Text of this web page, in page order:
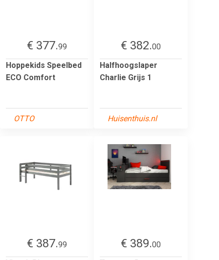
€ 377.99
Hoppekids Speelbed
ECO Comfort
OTTO
€ 382.00
Halfhoogslaper
Charlie Grijs 1
Huisenthuis.nl
€ 387.99
€ 389.00